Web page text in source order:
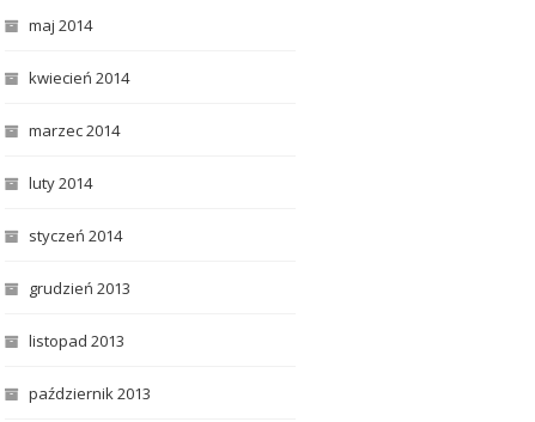
maj 2014
kwiecień 2014
marzec 2014
luty 2014
styczeń 2014
grudzień 2013
listopad 2013
październik 2013